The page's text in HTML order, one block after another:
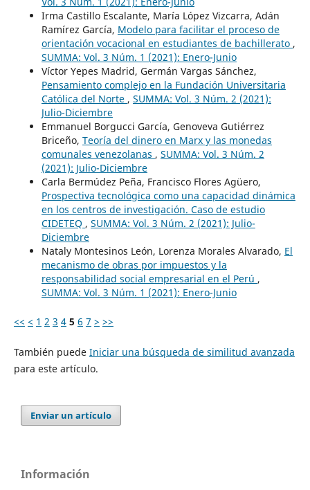
Irma Castillo Escalante, María López Vizcarra, Adán
Ramírez García, Modelo para facilitar el proceso de
orientación vocacional en estudiantes de bachillerato ,
SUMMA: Vol. 3 Núm. 1 (2021): Enero-Junio
Víctor Yepes Madrid, Germán Vargas Sánchez,
Pensamiento complejo en la Fundación Universitaria
Católica del Norte , SUMMA: Vol. 3 Núm. 2 (2021):
Julio-Diciembre
Emmanuel Borgucci García, Genoveva Gutiérrez
Briceño, Teoría del dinero en Marx y las monedas
comunales venezolanas , SUMMA: Vol. 3 Núm. 2
(2021): Julio-Diciembre
Carla Bermúdez Peña, Francisco Flores Agüero,
Prospectiva tecnológica como una capacidad dinámica
en los centros de investigación. Caso de estudio
CIDETEQ , SUMMA: Vol. 3 Núm. 2 (2021): Julio-
Diciembre
Nataly Montesinos León, Lorenza Morales Alvarado, El
mecanismo de obras por impuestos y la
responsabilidad social empresarial en el Perú ,
SUMMA: Vol. 3 Núm. 1 (2021): Enero-Junio
<< < 1 2 3 4 5 6 7 > >>
También puede Iniciar una búsqueda de similitud avanzada
para este artículo.
Enviar un artículo
Información